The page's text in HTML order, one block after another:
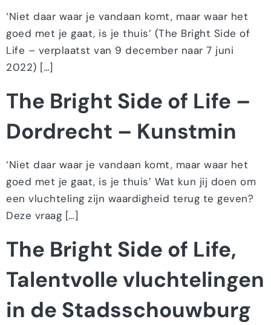
‘Niet daar waar je vandaan komt, maar waar het
goed met je gaat, is je thuis’ (The Bright Side of
Life – verplaatst van 9 december naar 7 juni
2022) […]
The Bright Side of Life –
Dordrecht – Kunstmin
‘Niet daar waar je vandaan komt, maar waar het
goed met je gaat, is je thuis’ Wat kun jij doen om
een vluchteling zijn waardigheid terug te geven?
Deze vraag […]
The Bright Side of Life,
Talentvolle vluchtelingen
in de Stadsschouwburg